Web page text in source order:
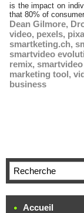
is the impact on
that 80% of
Dean Gilmore,
video, pexels,
smartketing.ch,
smartvideo
remix,
marketing tool,
business
Accueil